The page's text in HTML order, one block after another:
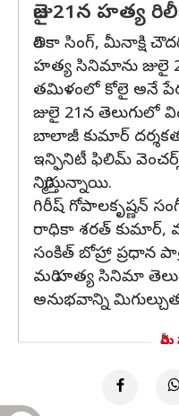
జులై 21న హత్య
రితికా సింగ్, మీనాక్షి
హత్య సినిమాను జులై
తమిళంలో కోలై అనే
జులై 21న తెలుగులో
బాలాజీ కుమార్
ఇన్ఫినిటీ ఫిలిమ్
నిర్మిస్తున్నాయి.
గిరీష్ గోపాలకృష్ణన్
రాధికా శరత్ కుమార్,
సంకిత్ బోహ్రా ప్రధాన
మరి హత్య సినిమా
అనుభవాన్ని